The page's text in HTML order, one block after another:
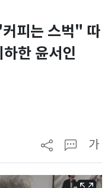
피는 스벅" 따
한 윤서인
가